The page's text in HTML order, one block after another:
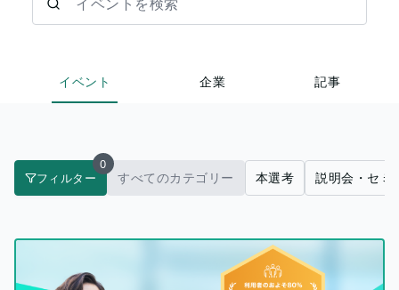
イベント 企業 記事
フィルター
0
すべてのカテゴリー 本選考 説明会・セミ